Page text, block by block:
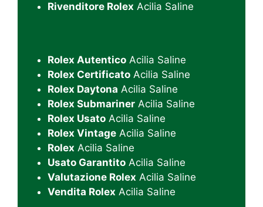
Rivenditore Rolex Acilia Saline
Rolex Autentico Acilia Saline
Rolex Certificato Acilia Saline
Rolex Daytona Acilia Saline
Rolex Submariner Acilia Saline
Rolex Usato Acilia Saline
Rolex Vintage Acilia Saline
Rolex Acilia Saline
Usato Garantito Acilia Saline
Valutazione Rolex Acilia Saline
Vendita Rolex Acilia Saline